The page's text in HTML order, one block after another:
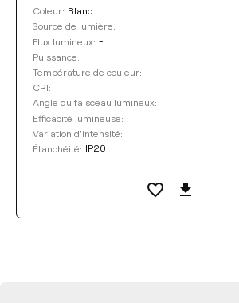
ANGLE DU FAISCEAU LUMINEUX
VARIATION D’INTENSITÉ
ÉTANCHÉITÉ
LONGUEUR DU TENDEUR
Coleur: Blanc
Source de lumière:
Flux lumineux: -
Puissance: -
Température de couleur: -
CRI:
Angle du faisceau lumineux:
Efficacité lumineuse:
Variation d’intensité:
Étanchéité: IP20